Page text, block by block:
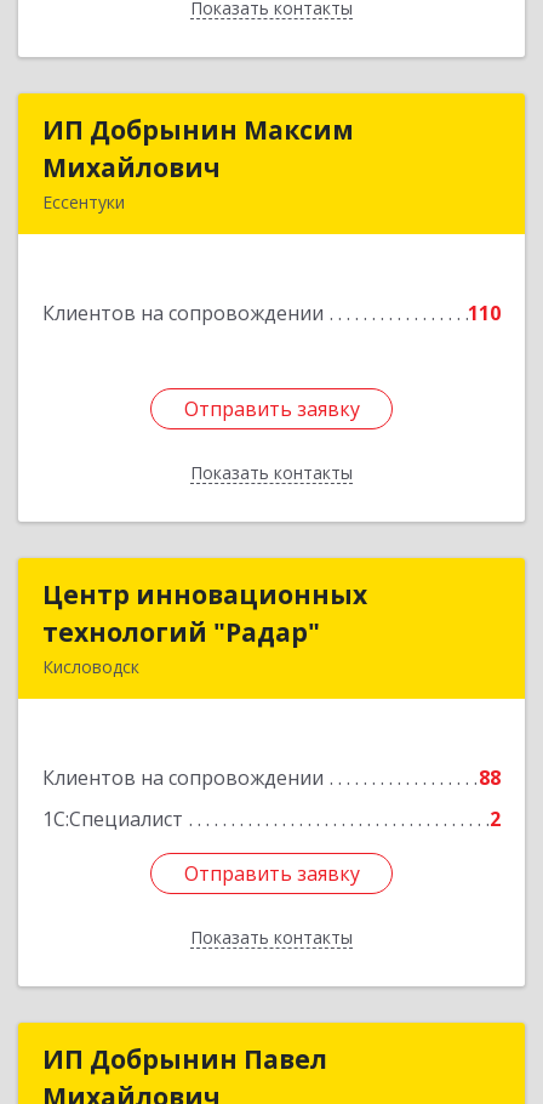
Показать контакты
Назад
ИП Добрынин Максим
Михайлович
Ессентуки
Клиентов на сопровождении 110
Отправить заявку
Показать контакты
ИП Добрынин Максим
Подробнее
Отправить заявку
Назад
Центр инновационных
технологий "Радар"
Кисловодск
Клиентов на сопровождении
88
1С:Специалист
2
Отправить заявку
Показать контакты
Центр инновационных
технологий "Радар"
Подробнее
Отправить заявку
Назад
ИП Добрынин Павел
Михайлович
ИП Добрынин Павел